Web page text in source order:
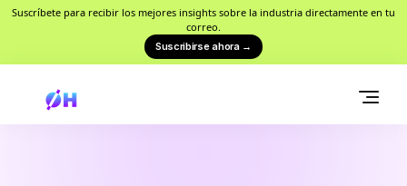
Suscríbete para recibir los mejores insights sobre la industria directamente en tu
correo.
Suscribirse ahora→